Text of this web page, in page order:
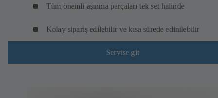
Tüm önemli aşınma parçaları tek set halinde
Kolay sipariş edilebilir ve kısa sürede edinilebilir
Servise git